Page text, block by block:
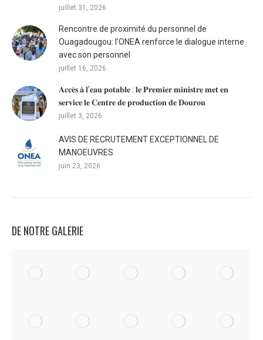
juillet 31, 2026
Rencontre de proximité du personnel de
Ouagadougou: l’ONEA renforce le dialogue interne
avec son personnel
juillet 16, 2026
𝐀𝐜𝐜𝐞̀𝐬 𝐚̀ 𝐥’𝐞𝐚𝐮 𝐩𝐨𝐭𝐚𝐛𝐥𝐞 : 𝐥𝐞 𝐏𝐫𝐞𝐦𝐢𝐞𝐫 𝐦𝐢𝐧𝐢𝐬𝐭𝐫𝐞 𝐦𝐞𝐭 𝐞𝐧
𝐬𝐞𝐫𝐯𝐢𝐜𝐞 𝐥𝐞 𝐂𝐞𝐧𝐭𝐫𝐞 𝐝𝐞 𝐩𝐫𝐨𝐝𝐮𝐜𝐭𝐢𝐨𝐧 𝐝𝐞 𝐃𝐨𝐮𝐫𝐨𝐮
juillet 3, 2026
AVIS DE RECRUTEMENT EXCEPTIONNEL DE
MANOEUVRES
juin 23, 2026
DE NOTRE GALERIE